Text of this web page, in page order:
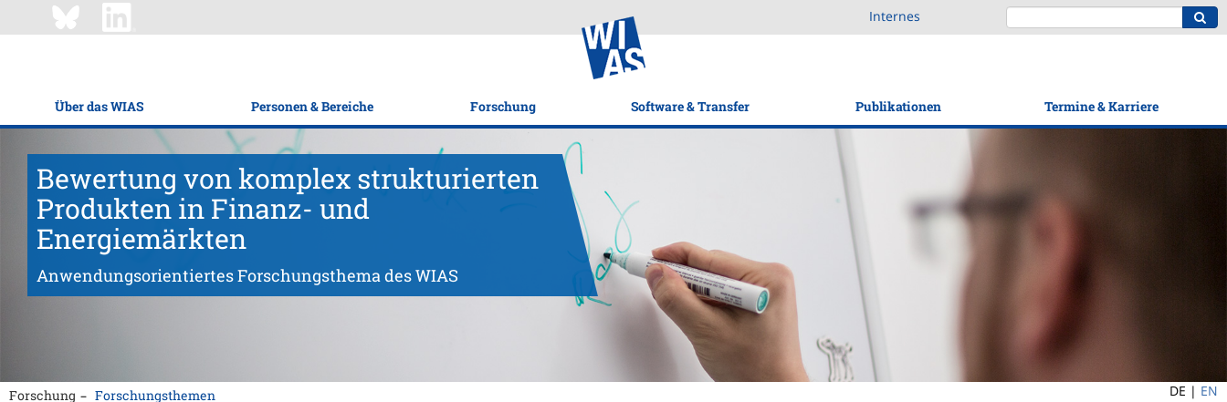
Internes
Über das WIAS Personen & Bereiche Forschung Software & Transfer Publikationen Termine & Karriere
Bewertung von komplex strukturierten
Produkten in Finanz- und
Energiemärkten
Anwendungsorientiertes Forschungsthema des WIAS
Forschung Forschungsthemen DE | EN